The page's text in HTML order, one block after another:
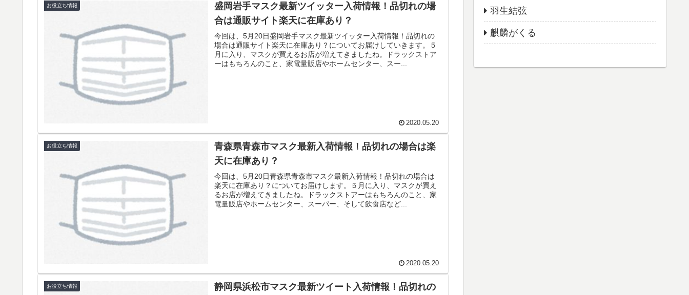
お役立ち情報
盛岡岩手マスク最新ツイッター入荷情報！品切れの場
合は通販サイト楽天に在庫あり？
今回は、5月20日盛岡岩手マスク最新ツイッター入荷情報！品切れの
場合は通販サイト楽天に在庫あり？についてお届けしていきます。５
月に入り、マスクが買えるお店が増えてきましたね。ドラックストア
ーはもちろんのこと、家電量販店やホームセンター、スー...
2020.05.20
お役立ち情報
青森県青森市マスク最新入荷情報！品切れの場合は楽
天に在庫あり？
今回は、5月20日青森県青森市マスク最新入荷情報！品切れの場合は
楽天に在庫あり？についてお届けします。５月に入り、マスクが買え
るお店が増えてきましたね。ドラックストアーはもちろんのこと、家
電量販店やホームセンター、スーパー、そして飲食店など...
2020.05.20
お役立ち情報
静岡県浜松市マスク最新ツイート入荷情報！品切れの
羽生結弦
麒麟がくる